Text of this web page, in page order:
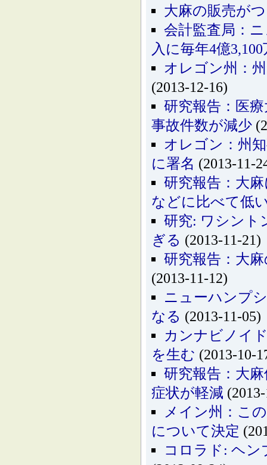
大麻の販売が
会計監査局：
入に毎年4億
オレゴン州：
(2013-12-16)
研究報告：医
事故件数が減少
オレゴン：州
に署名 (2013-11-
研究報告：大
などに比べて低
研究: ワシント
ぎる (2013-11-21)
研究報告：大
(2013-11-12)
ニューハンプ
なる (2013-11-05)
カンナビノイ
を生む (2013-10-
研究報告：大
症状が軽減
メイン州：こ
について決定
コロラド: ヘン